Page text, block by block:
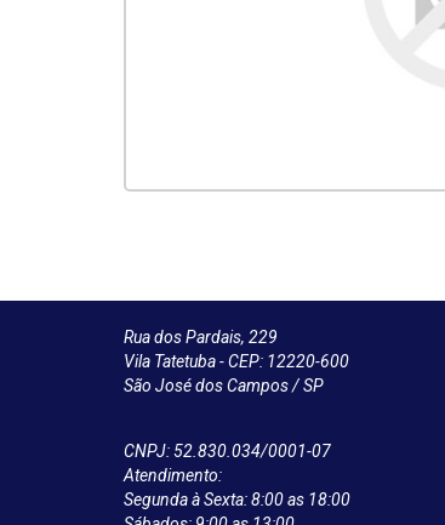
Rua dos Pardais, 229
Vila Tatetuba - CEP: 12220-600
São José dos Campos / SP
CNPJ: 52.830.034/0001-07
Atendimento:
Segunda à Sexta: 8:00 as 18:00